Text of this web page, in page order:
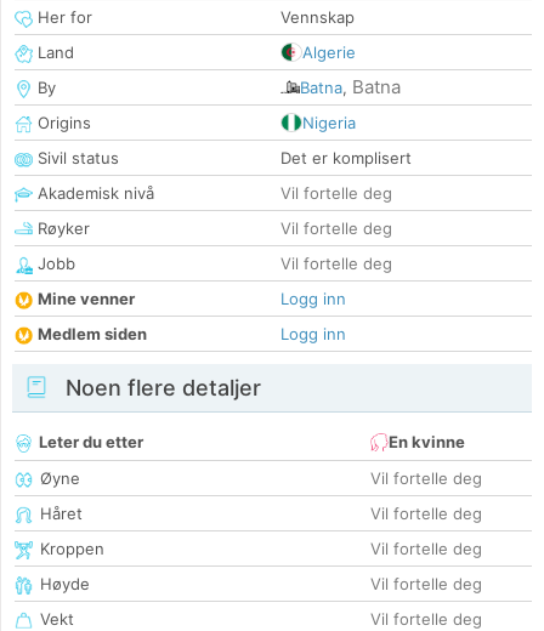
Her for
Vennskap
Land
Algerie
By
Batna, Batna
Origins
Nigeria
Sivil status
Det er komplisert
Akademisk nivå
Vil fortelle deg
Røyker
Vil fortelle deg
Jobb
Vil fortelle deg
Mine venner
Logg inn
Medlem siden
Logg inn
Noen flere detaljer
Leter du etter
En kvinne
Øyne
Vil fortelle deg
Håret
Vil fortelle deg
Kroppen
Vil fortelle deg
Høyde
Vil fortelle deg
Vekt
Vil fortelle deg